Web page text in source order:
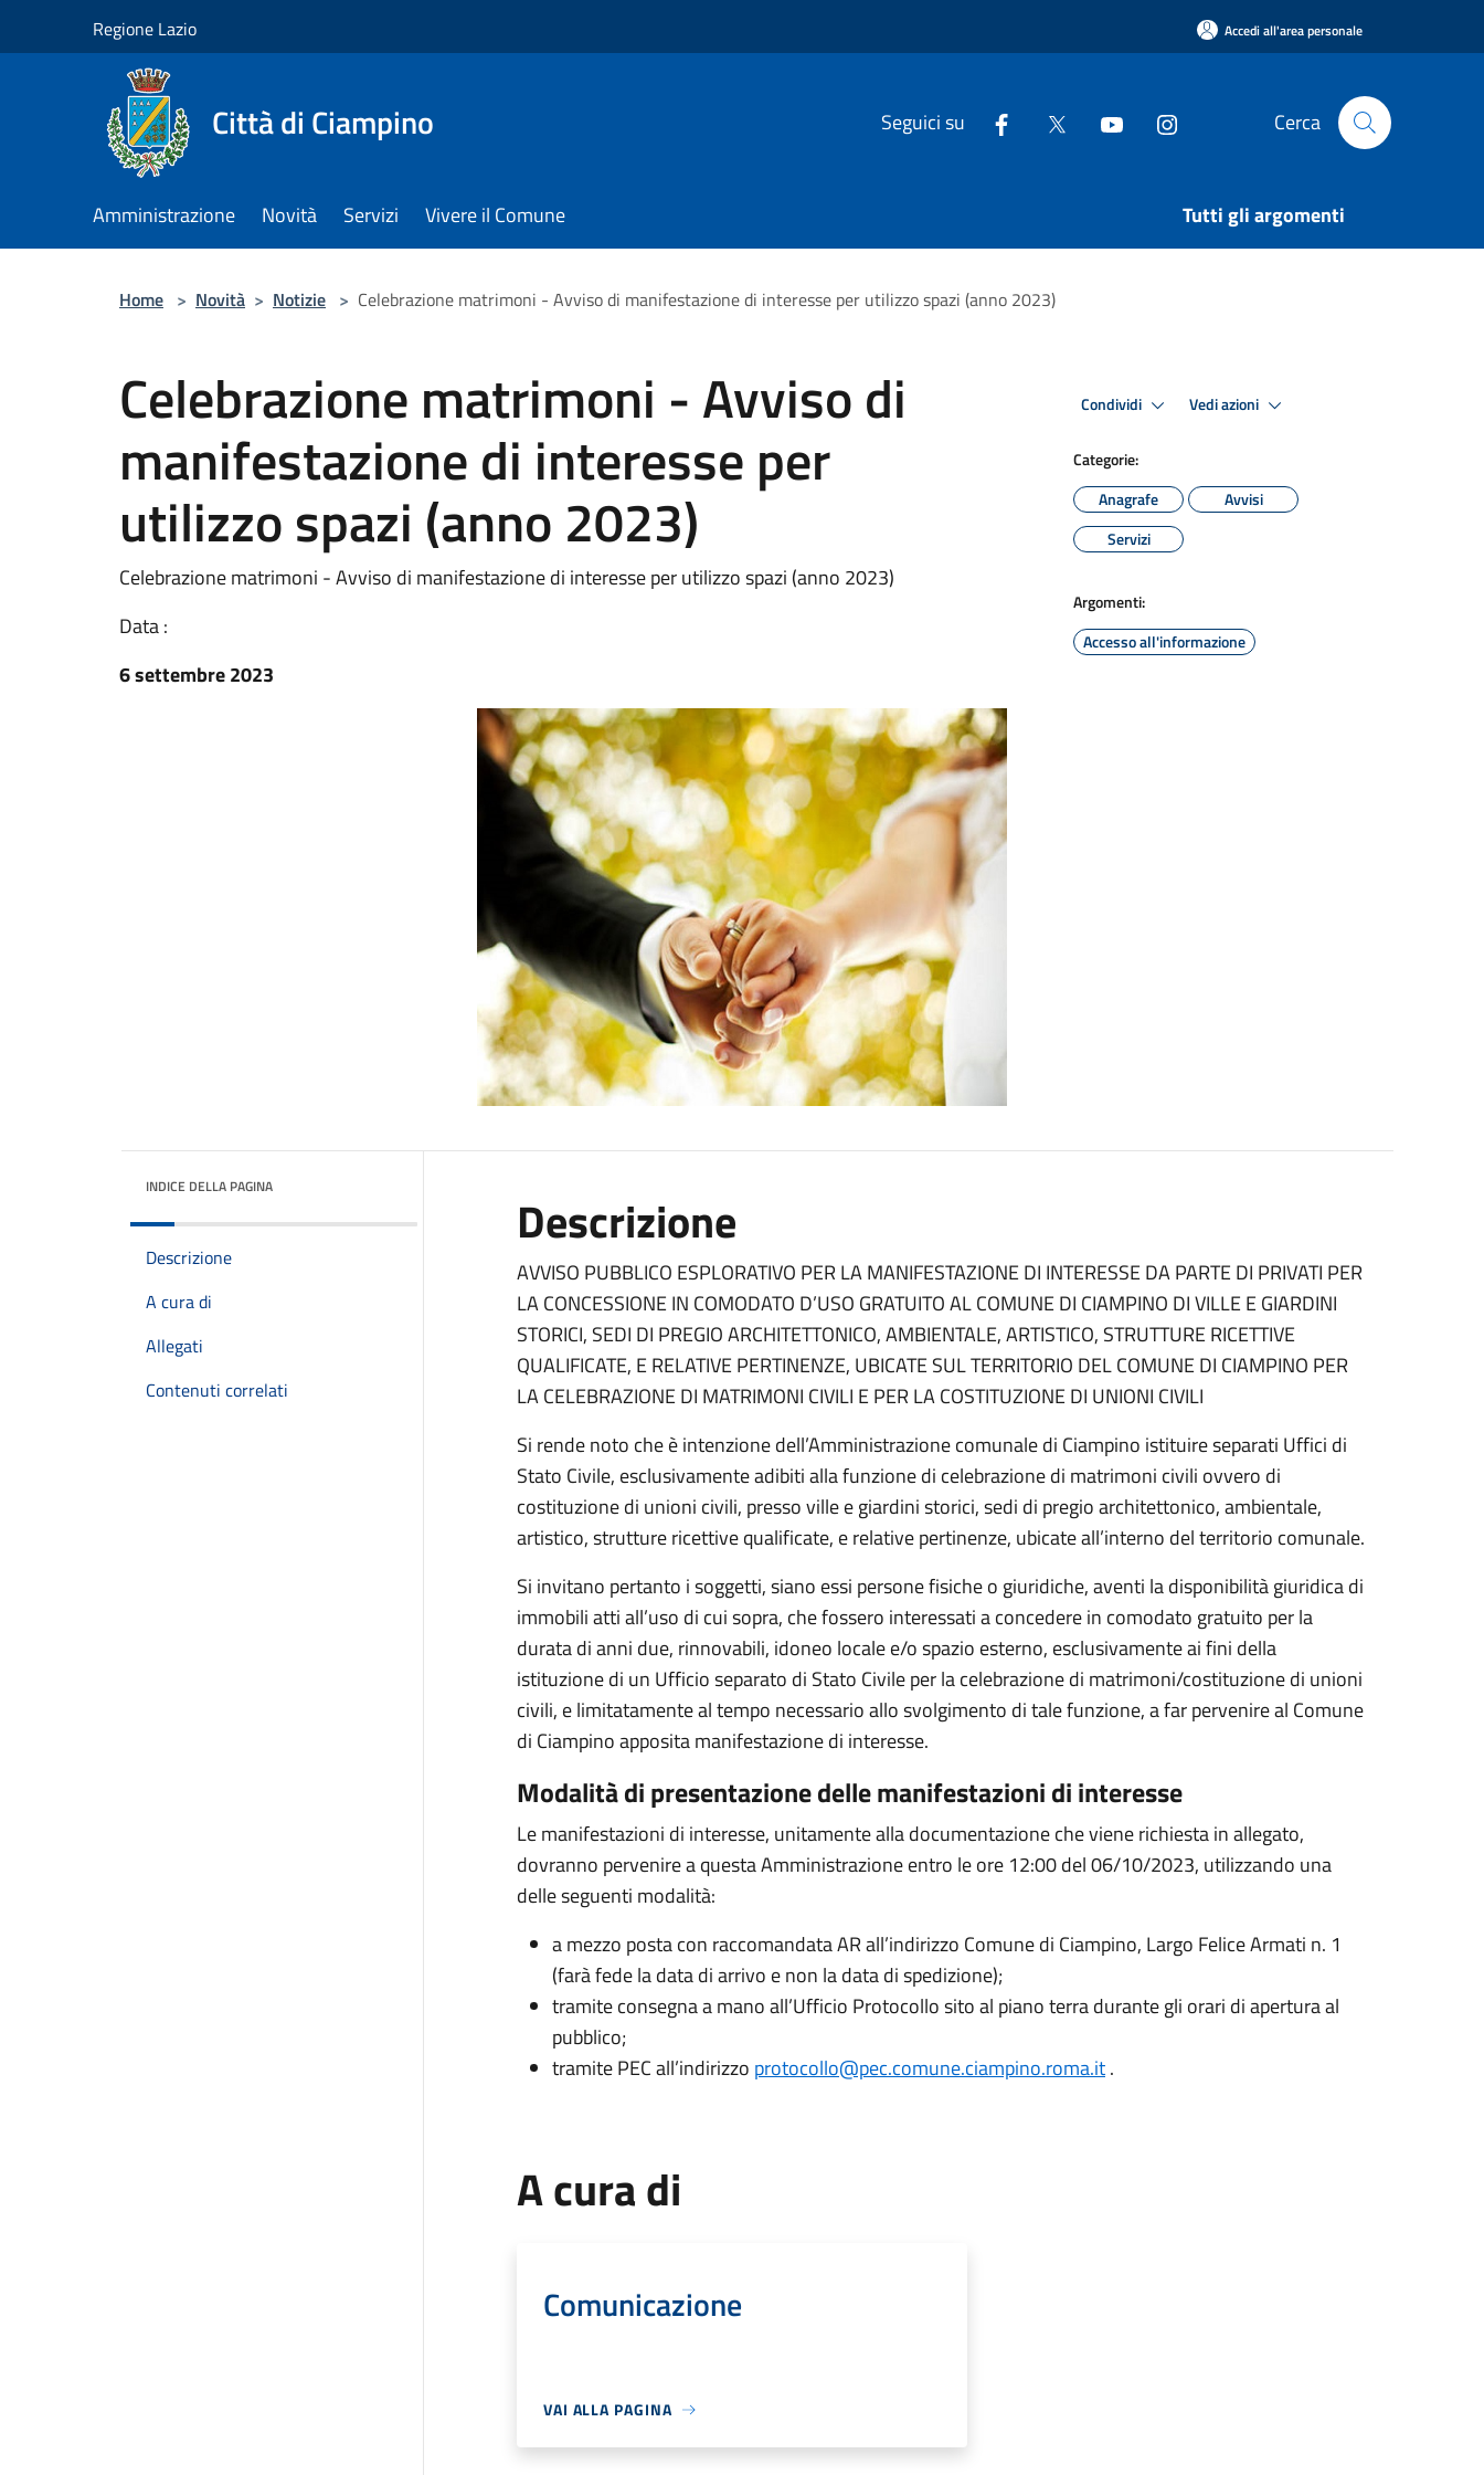
Regione Lazio Accedi all'area personale
Città di Ciampino Seguici su Cerca
Amministrazione Novità Servizi Vivere il Comune Tutti gli argomenti
Home > Novità > Notizie > Celebrazione matrimoni - Avviso di manifestazione di interesse per utilizzo spazi (anno 2023)
Celebrazione matrimoni - Avviso di
manifestazione di interesse per
utilizzo spazi (anno 2023)
Celebrazione matrimoni - Avviso di manifestazione di interesse per utilizzo spazi (anno 2023)
Data :
6 settembre 2023
Condividi Vedi azioni
Categorie:
Anagrafe
Avvisi
Servizi
Argomenti:
Accesso all'informazione
INDICE DELLA PAGINA
Descrizione
A cura di
Allegati
Contenuti correlati
Descrizione
AVVISO PUBBLICO ESPLORATIVO PER LA MANIFESTAZIONE DI INTERESSE DA PARTE DI PRIVATI PER
LA CONCESSIONE IN COMODATO D’USO GRATUITO AL COMUNE DI CIAMPINO DI VILLE E GIARDINI
STORICI, SEDI DI PREGIO ARCHITETTONICO, AMBIENTALE, ARTISTICO, STRUTTURE RICETTIVE
QUALIFICATE, E RELATIVE PERTINENZE, UBICATE SUL TERRITORIO DEL COMUNE DI CIAMPINO PER
LA CELEBRAZIONE DI MATRIMONI CIVILI E PER LA COSTITUZIONE DI UNIONI CIVILI
Si rende noto che è intenzione dell’Amministrazione comunale di Ciampino istituire separati Uffici di
Stato Civile, esclusivamente adibiti alla funzione di celebrazione di matrimoni civili ovvero di
costituzione di unioni civili, presso ville e giardini storici, sedi di pregio architettonico, ambientale,
artistico, strutture ricettive qualificate, e relative pertinenze, ubicate all’interno del territorio comunale.
Si invitano pertanto i soggetti, siano essi persone fisiche o giuridiche, aventi la disponibilità giuridica di
immobili atti all’uso di cui sopra, che fossero interessati a concedere in comodato gratuito per la
durata di anni due, rinnovabili, idoneo locale e/o spazio esterno, esclusivamente ai fini della
istituzione di un Ufficio separato di Stato Civile per la celebrazione di matrimoni/costituzione di unioni
civili, e limitatamente al tempo necessario allo svolgimento di tale funzione, a far pervenire al Comune
di Ciampino apposita manifestazione di interesse.
Modalità di presentazione delle manifestazioni di interesse
Le manifestazioni di interesse, unitamente alla documentazione che viene richiesta in allegato,
dovranno pervenire a questa Amministrazione entro le ore 12:00 del 06/10/2023, utilizzando una
delle seguenti modalità:
a mezzo posta con raccomandata AR all’indirizzo Comune di Ciampino, Largo Felice Armati n. 1
(farà fede la data di arrivo e non la data di spedizione);
tramite consegna a mano all’Ufficio Protocollo sito al piano terra durante gli orari di apertura al
pubblico;
tramite PEC all’indirizzo protocollo@pec.comune.ciampino.roma.it.
A cura di
Comunicazione
VAI ALLA PAGINA